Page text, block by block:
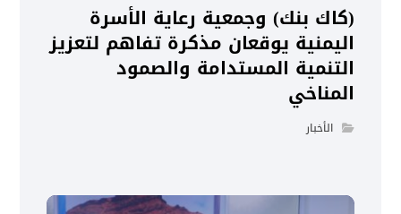
(كاك بنك) وجمعية رعاية الأسرة
اليمنية يوقعان مذكرة تفاهم لتعزيز
التنمية المستدامة والصمود
المناخي
الأخبار